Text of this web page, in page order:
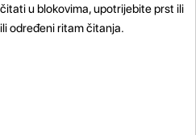
u blokovima, upotrijebite prst ili
određeni ritam čitanja.